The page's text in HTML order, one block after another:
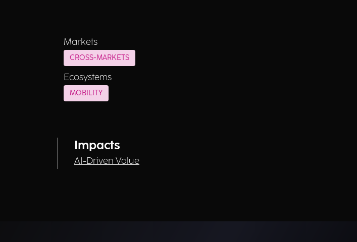
Markets
CROSS-MARKETS
Ecosystems
MOBILITY
Impacts
AI-Driven Value